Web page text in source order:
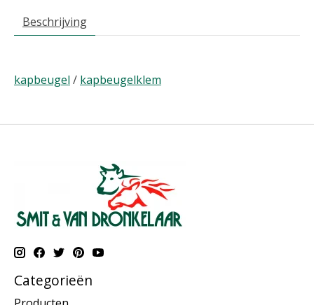
Beschrijving
kapbeugel / kapbeugelklem
Categorieën